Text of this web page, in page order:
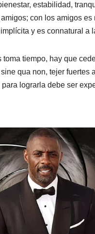
estabilidad,
con los amigos
y es connatural a
toma tiempo, hay que
qua non, tejer
lograrla debe ser